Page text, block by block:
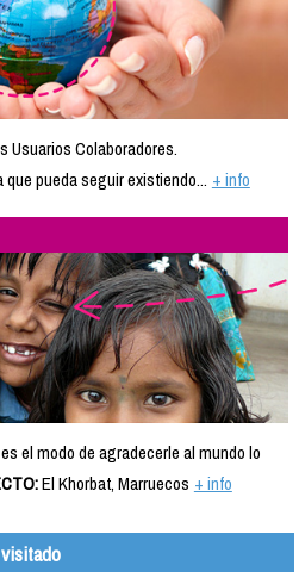
Usuarios Colaboradores.
pueda seguir existiendo... + info
el modo de agradecerle al mundo lo
El Khorbat, Marruecos + info